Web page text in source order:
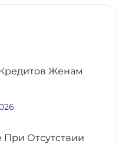
Женам
При Отсутствии